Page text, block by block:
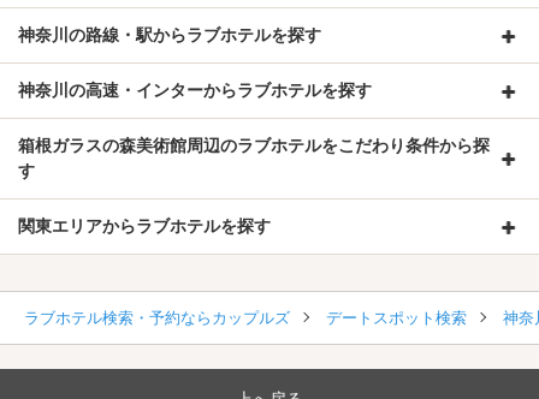
神奈川の路線・駅からラブホテルを探す
神奈川の高速・インターからラブホテルを探す
箱根ガラスの森美術館周辺のラブホテルをこだわり条件から探
す
関東エリアからラブホテルを探す
ラブホテル検索・予約ならカップルズ デートスポット検索 神奈